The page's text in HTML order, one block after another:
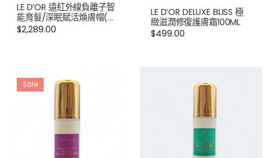
LE D’OR 遠紅外線負離子智
能育髮/深眠賦活煥膚帽(送
睡自眠面膜100ML,價值
$1099)
$2,289.00
LE D’OR DELUXE BLISS 極
緻滋潤修復護膚霜100ML
$499.00
Sale